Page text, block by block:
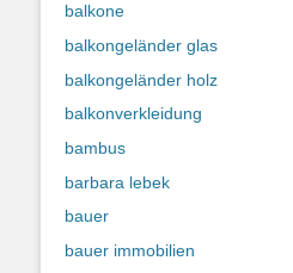
balkone
balkongeländer glas
balkongeländer holz
balkonverkleidung
bambus
barbara lebek
bauer
bauer immobilien